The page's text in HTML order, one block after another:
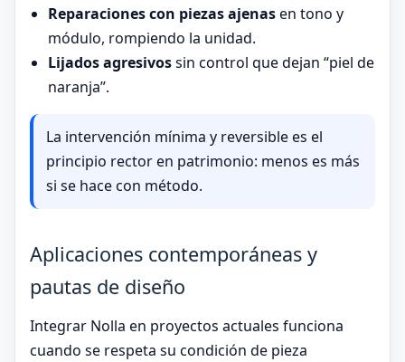
Reparaciones con piezas ajenasen tono y
módulo, rompiendo la unidad.
Lijados agresivossin control que dejan “piel de
naranja”.
La intervención mínima y reversible es el
principio rector en patrimonio: menos es más
si se hace con método.
Aplicaciones contemporáneas y
pautas de diseño
Integrar Nolla en proyectos actuales funciona
cuando se respeta su condición de pieza